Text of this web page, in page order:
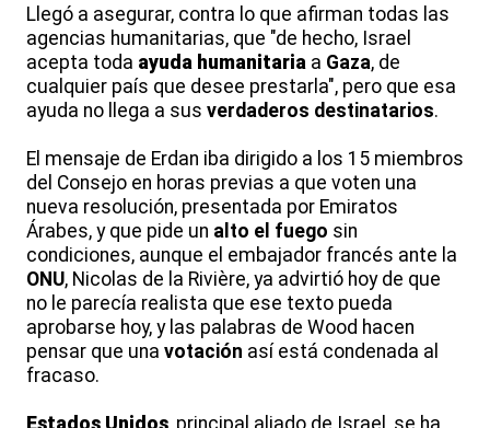
Llegó a asegurar, contra lo que afirman todas las
agencias humanitarias, que "de hecho, Israel
acepta toda ayuda humanitaria a Gaza, de
cualquier país que desee prestarla", pero que esa
ayuda no llega a sus verdaderos destinatarios.
El mensaje de Erdan iba dirigido a los 15 miembros
del Consejo en horas previas a que voten una
nueva resolución, presentada por Emiratos
Árabes, y que pide un alto el fuego sin
condiciones, aunque el embajador francés ante la
ONU, Nicolas de la Rivière, ya advirtió hoy de que
no le parecía realista que ese texto pueda
aprobarse hoy, y las palabras de Wood hacen
pensar que una votación así está condenada al
fracaso.